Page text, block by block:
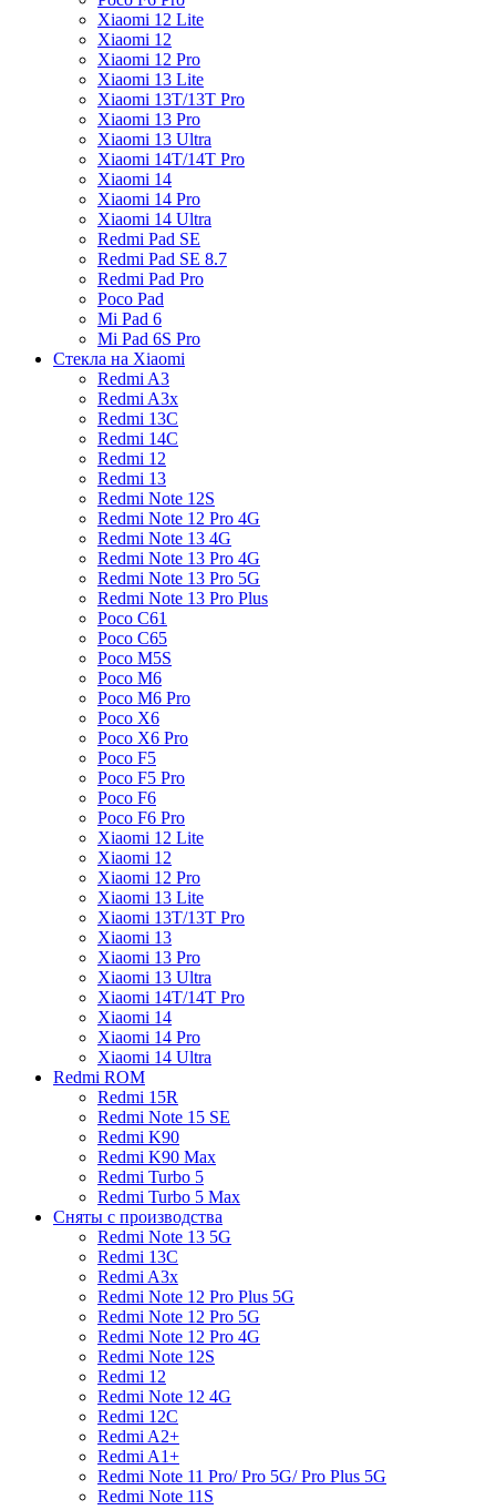
Xiaomi 12 Lite
Xiaomi 12
Xiaomi 12 Pro
Xiaomi 13 Lite
Xiaomi 13T/13T Pro
Xiaomi 13 Pro
Xiaomi 13 Ultra
Xiaomi 14T/14T Pro
Xiaomi 14
Xiaomi 14 Pro
Xiaomi 14 Ultra
Redmi Pad SE
Redmi Pad SE 8.7
Redmi Pad Pro
Poco Pad
Mi Pad 6
Mi Pad 6S Pro
Стекла на Xiaomi
Redmi A3
Redmi A3x
Redmi 13C
Redmi 14C
Redmi 12
Redmi 13
Redmi Note 12S
Redmi Note 12 Pro 4G
Redmi Note 13 4G
Redmi Note 13 Pro 4G
Redmi Note 13 Pro 5G
Redmi Note 13 Pro Plus
Poco C61
Poco C65
Poco M5S
Poco M6
Poco M6 Pro
Poco X6
Poco X6 Pro
Poco F5
Poco F5 Pro
Poco F6
Poco F6 Pro
Xiaomi 12 Lite
Xiaomi 12
Xiaomi 12 Pro
Xiaomi 13 Lite
Xiaomi 13T/13T Pro
Xiaomi 13
Xiaomi 13 Pro
Xiaomi 13 Ultra
Xiaomi 14T/14T Pro
Xiaomi 14
Xiaomi 14 Pro
Xiaomi 14 Ultra
Redmi ROM
Redmi 15R
Redmi Note 15 SE
Redmi K90
Redmi K90 Max
Redmi Turbo 5
Redmi Turbo 5 Max
Сняты с производства
Redmi Note 13 5G
Redmi 13C
Redmi A3x
Redmi Note 12 Pro Plus 5G
Redmi Note 12 Pro 5G
Redmi Note 12 Pro 4G
Redmi Note 12S
Redmi 12
Redmi Note 12 4G
Redmi 12C
Redmi A2+
Redmi A1+
Redmi Note 11 Pro/ Pro 5G/ Pro Plus 5G
Redmi Note 11S